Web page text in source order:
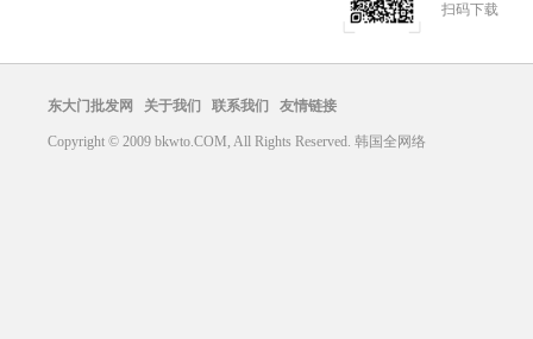
扫码下载
东大门批发网 关于我们 联系我们 友情链接
Copyright © 2009 bkwto.COM, All Rights Reserved. 韩国全网络